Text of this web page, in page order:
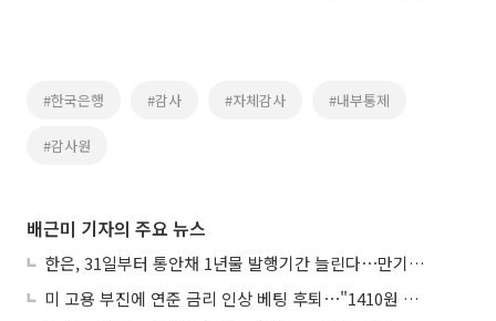
#한국은행 #감사 #자체감사 #내부통제
#감사원
배근미 기자의 주요 뉴스
한은, 31일부터 통안채 1년물 발행기간 늘린다⋯만기별 지표종목도 도입
미 고용 부진에 연준 금리 인상 베팅 후퇴⋯"1410원 밑돌 듯"